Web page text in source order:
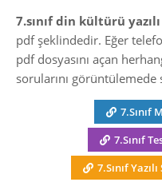
7.sınıf din kültürü
pdf şeklindedir. Eğer
pdf dosyasını açan
sorularını
7.Sınıf
7.Sınıf
7.Sınıf